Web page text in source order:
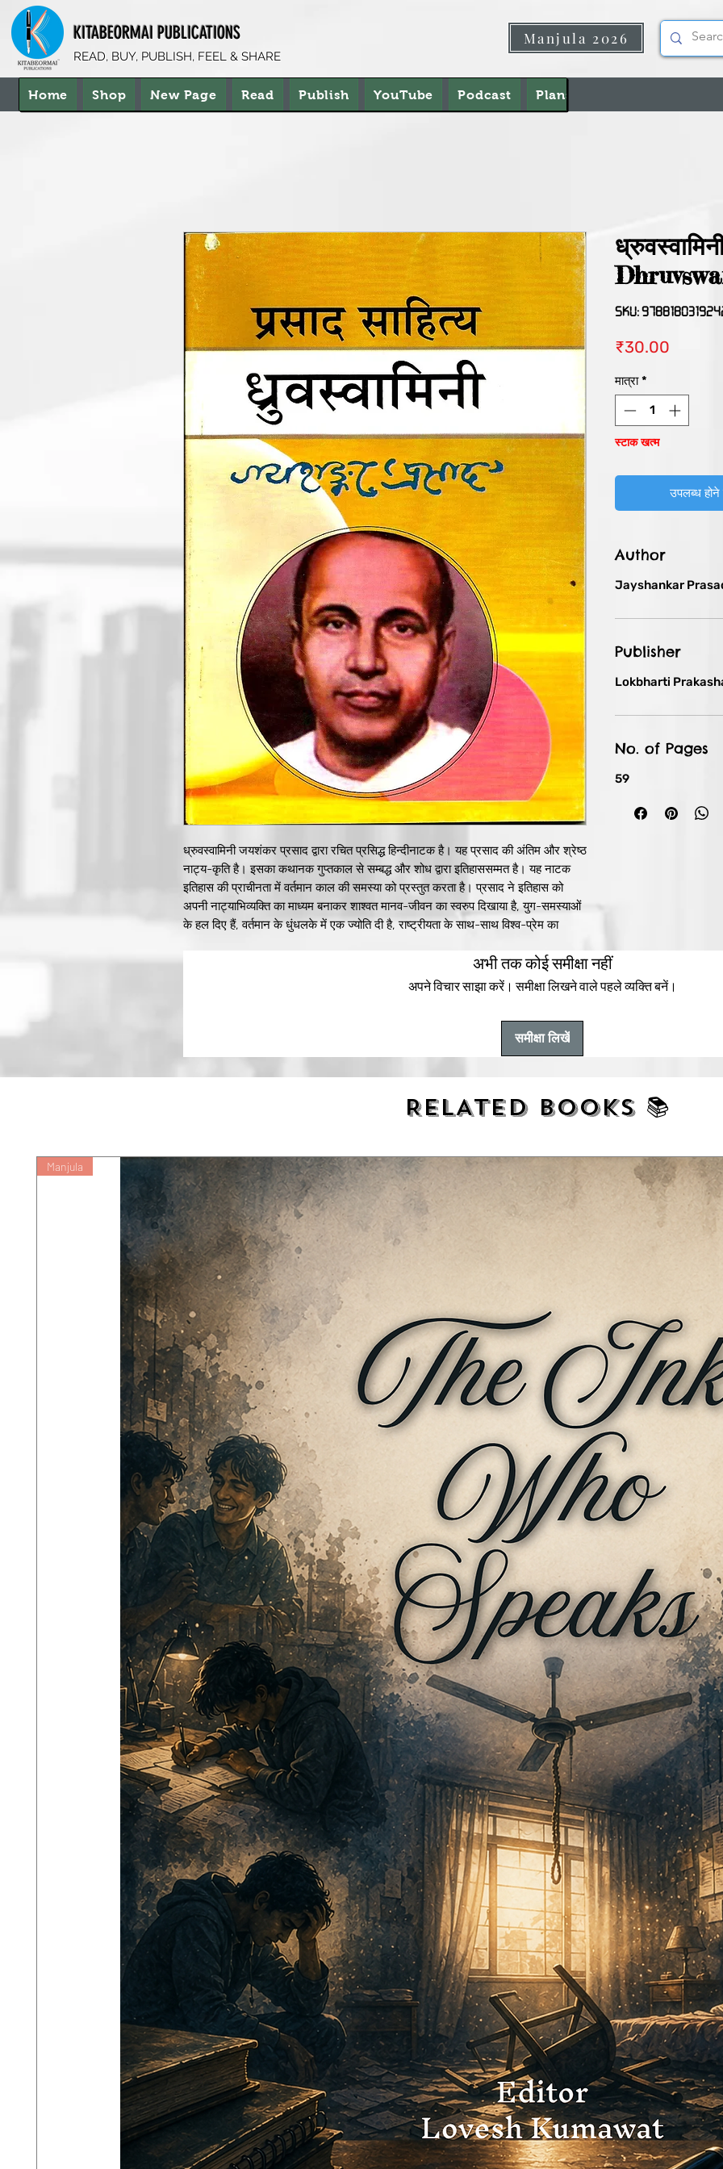
KITABEORMAI PUBLICATIONS
READ, BUY, PUBLISH, FEEL & SHARE
Manjula 2026
Home Shop New Page Read Publish YouTube Podcast Plans & Pricing
ध्रुवस्वामिनी जयशंकर प्रसाद द्वारा रचित प्रसिद्ध हिन्दीनाटक है। यह प्रसाद की अंतिम और श्रेष्ठ
नाट्य-कृति है। इसका कथानक गुप्तकाल से सम्बद्ध और शोध द्वारा इतिहाससम्मत है। यह नाटक
इतिहास की प्राचीनता में वर्तमान काल की समस्या को प्रस्तुत करता है। प्रसाद ने इतिहास को
अपनी नाट्याभिव्यक्ति का माध्यम बनाकर शाश्वत मानव-जीवन का स्वरुप दिखाया है, युग-समस्याओं
के हल दिए हैं, वर्तमान के धुंधलके में एक ज्योति दी है, राष्ट्रीयता के साथ-साथ विश्व-प्रेम का
SKU:
₹30.00
मात्रा *
स्टाक खत्म
उपलब्ध होने
Author
Jayshankar
Publisher
Lokbharti
No. of Pages
59
अभी तक कोई समीक्षा नहीं
अपने विचार साझा करें। समीक्षा लिखने वाले पहले व्यक्ति बनें।
समीक्षा लिखें
RELATED BOOKS 📚
Manjula